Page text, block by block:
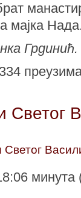
мајка
Грдинић.